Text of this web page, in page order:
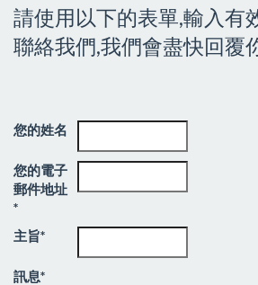
請使用以下的表單,輸入有
聯絡我們,我們會盡快回覆
您的姓名
您的電子
郵件地址
*
主旨*
訊息*